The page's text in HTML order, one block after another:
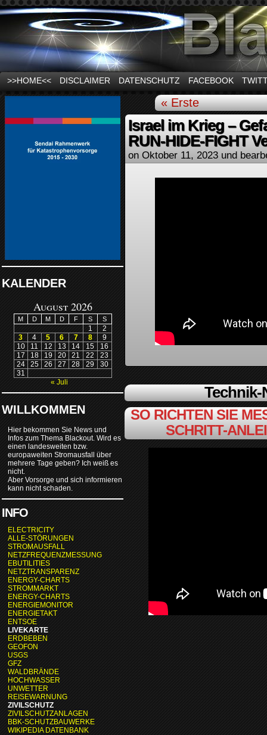
News und Infos zum Thema Stromausfall
>>HOME<< DISCLAIMER DATENSCHUTZ FACEBOOK
KALENDER
August 2026
M D M D F S S
1
2
3
4 5 6 7 8
9
10
11 12 13 14 15
16
17
18 19 20 21 22
23
24
25 26 27 28 29
30
31
« Juli
WILLKOMMEN
Hier bekommen Sie News und
Infos zum Thema Blackout. Wird es
einen landesweiten bzw.
europaweiten Stromausfall über
mehrere Tage geben? Ich weiß es
nicht.
Aber Vorsorge und sich informieren
kann nicht schaden.
INFO
ELECTRICITY
ALLE-STÖRUNGEN
STROMAUSFALL
NETZFREQUENZMESSUNG
EBUTILITIES
NETZTRANSPARENZ
ENERGY-CHARTS
STROMMARKT
ENERGY-CHARTS
ENERGIEMONITOR
ENERGIETAKT
ENTSOE
LIVEKARTE
ERDBEBEN
GEOFON
USGS
GFZ
WALDBRÄNDE
HOCHWASSER
UNWETTER
REISEWARNUNG
ZIVILSCHUTZ
ZIVILSCHUTZANLAGEN
BBK-SCHUTZBAUWERKE
WIKIPEDIA DATENBANK
« Erste
Israel im Krieg –
RUN-HIDE-FIGHT
on Oktober 11, 2023 und
SO RICHTEN SIE
SCHRITT-